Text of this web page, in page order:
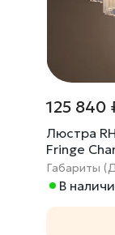
125 840
Люстра
Fringe
Габариты
В